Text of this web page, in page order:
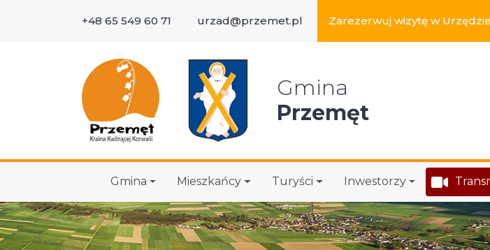
+48 65 549 60 71 urzad@przemet.pl Zarezerwuj wizytę w Urzędzie
Gmina
Przemęt
Gmina Mieszkańcy Turyści Inwestorzy
Wyszukaj w serwisie